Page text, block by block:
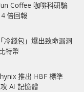
Coffee 咖啡科研騙
倍回報
冷錢包」爆出致命漏洞
特幣
推出 HBF 標準
AI 記憶體